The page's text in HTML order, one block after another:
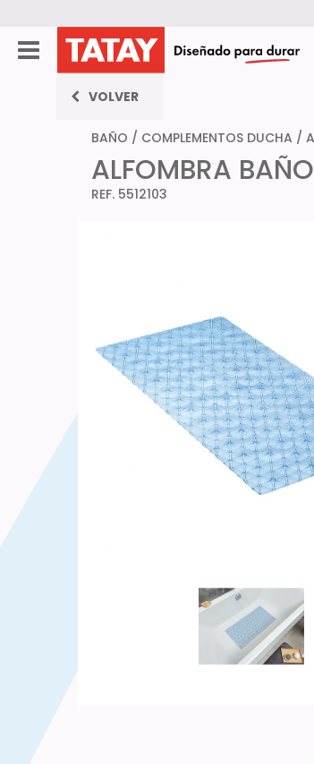
VOLVER
BAÑO / COMPLEMENTOS DUCHA /
ALFOMBRA
REF. 5512103